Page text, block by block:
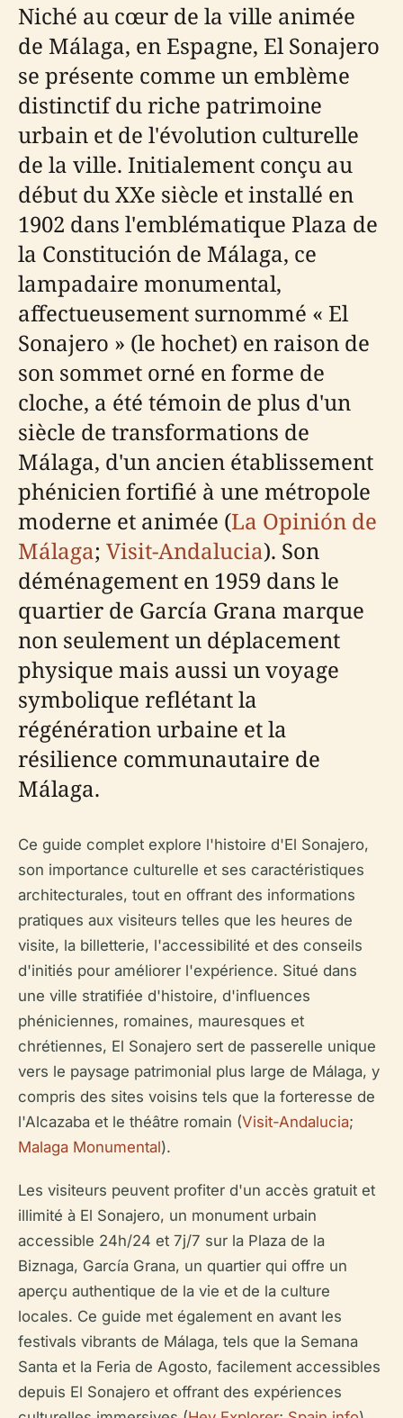
Niché au cœur de la ville animée
de Málaga, en Espagne, El Sonajero
se présente comme un emblème
distinctif du riche patrimoine
urbain et de l'évolution culturelle
de la ville. Initialement conçu au
début du XXe siècle et installé en
1902 dans l'emblématique Plaza de
la Constitución de Málaga, ce
lampadaire monumental,
affectueusement surnommé « El
Sonajero » (le hochet) en raison de
son sommet orné en forme de
cloche, a été témoin de plus d'un
siècle de transformations de
Málaga, d'un ancien établissement
phénicien fortifié à une métropole
moderne et animée (La Opinión de
Málaga; Visit-Andalucia). Son
déménagement en 1959 dans le
quartier de García Grana marque
non seulement un déplacement
physique mais aussi un voyage
symbolique reflétant la
régénération urbaine et la
résilience communautaire de
Málaga.
Ce guide complet explore l'histoire d'El Sonajero,
son importance culturelle et ses caractéristiques
architecturales, tout en offrant des informations
pratiques aux visiteurs telles que les heures de
visite, la billetterie, l'accessibilité et des conseils
d'initiés pour améliorer l'expérience. Situé dans
une ville stratifiée d'histoire, d'influences
phéniciennes, romaines, mauresques et
chrétiennes, El Sonajero sert de passerelle unique
vers le paysage patrimonial plus large de Málaga, y
compris des sites voisins tels que la forteresse de
l'Alcazaba et le théâtre romain (Visit-Andalucia;
Malaga Monumental).
Les visiteurs peuvent profiter d'un accès gratuit et
illimité à El Sonajero, un monument urbain
accessible 24h/24 et 7j/7 sur la Plaza de la
Biznaga, García Grana, un quartier qui offre un
aperçu authentique de la vie et de la culture
locales. Ce guide met également en avant les
festivals vibrants de Málaga, tels que la Semana
Santa et la Feria de Agosto, facilement accessibles
depuis El Sonajero et offrant des expériences